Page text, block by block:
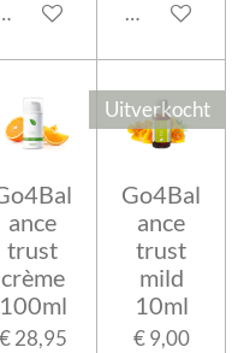
winkelwagenIn
ance
trust
crème
100ml
€ 28,95
Uitverkocht
Go4Bal
ance
trust
mild
10ml
€ 9,00